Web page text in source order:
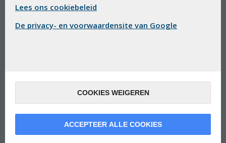
beschermende werking
Gunstige invloed op bescherming tegen oxidatieve
stress
Elke capsule bevat d-alfa-tocoferol, equivalent van 290
mg alfa-tocoferol (vitamine E)
Lees ons cookiebeleid
De privacy- en voorwaardensite van Google
COOKIES WEIGEREN
ACCEPTEER ALLE COOKIES